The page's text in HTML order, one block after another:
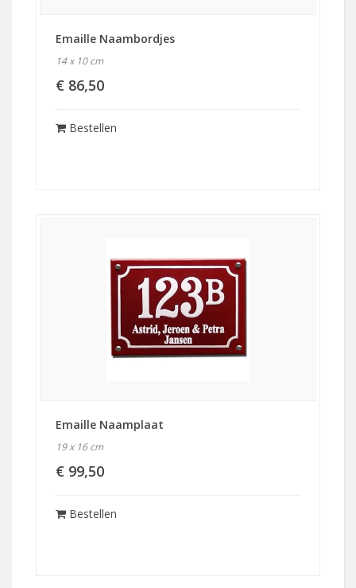
Emaille Naambordjes
14 x 10 cm
€ 86,50
Bestellen
Emaille Naamplaat
19 x 16 cm
€ 99,50
Bestellen